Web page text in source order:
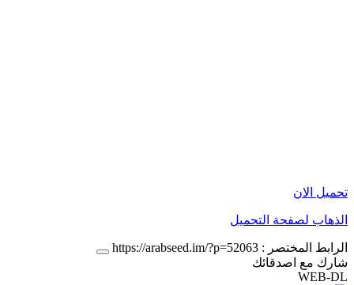
تحميل الان
الذهاب لصفحة التحميل
الرابط المختصر : https://arabseed.im/?p=52063
شارك مع اصدقائك
WEB-DL